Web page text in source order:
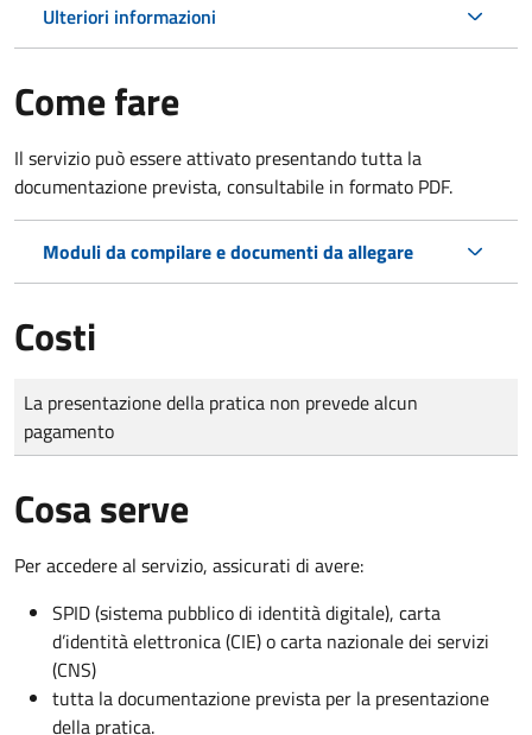
Ulteriori informazioni
Come fare
Il servizio può essere attivato presentando tutta la
documentazione prevista, consultabile in formato PDF.
Moduli da compilare e documenti da allegare
Costi
Tipo di pagamento
Importo
La presentazione della pratica non prevede alcun
pagamento
Cosa serve
Per accedere al servizio, assicurati di avere:
SPID (sistema pubblico di identità digitale), carta
d’identità elettronica (CIE) o carta nazionale dei servizi
(CNS)
tutta la documentazione prevista per la presentazione
della pratica.